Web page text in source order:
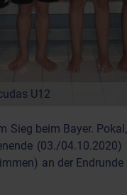
U12
beim Bayer.
(03./
an der